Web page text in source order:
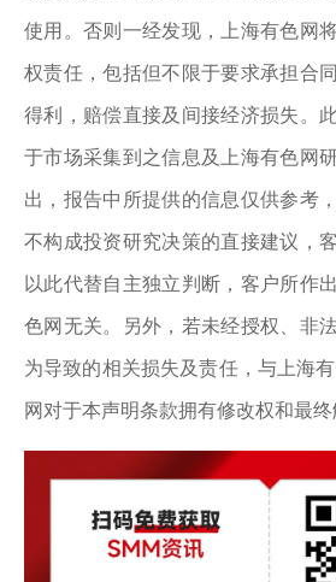
使用。否则一经发现，上海有色网
权责任，包括但不限于要求承担合
得利，赔偿直接及间接经济损失。
于市场采集到之信息及上海有色网
出，报告中所提供的信息仅供参考
不构成投资研究决策的直接建议，
以此代替自主独立判断，客户所作
色网无关。另外，若未经授权、非
为导致的相关损失及责任，与上海
网对于本声明条款拥有修改权和最